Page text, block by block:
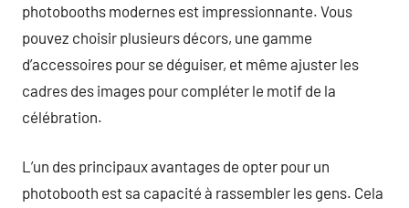
photobooths modernes est impressionnante. Vous
pouvez choisir plusieurs décors, une gamme
d’accessoires pour se déguiser, et même ajuster les
cadres des images pour compléter le motif de la
célébration.
L’un des principaux avantages de opter pour un
photobooth est sa capacité à rassembler les gens. Cela